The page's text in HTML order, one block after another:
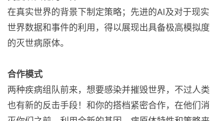
在真实世界的背景下制定策略；先进的AI及对于现实
世界数据和事件的利用，得以展现出具备极高模拟度
的灭世病原体。
合作模式
两种疾病组队前来，想要感染并摧毁世界，不过人类
也有新的反击手段！和你的搭档紧密合作，在他们消